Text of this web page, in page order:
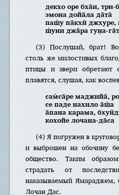
декхо оре бха̄и, три-
эмона дойа̄ла да̄та̄
паш́у па̄кхӣ джхуре,
ш́уни джа̄ра гун̣а-
(3) Послушай, брат!
столь же милостивых
птицы и звери обретают
плавятся, слушая, как
сам̇са̄ре маджийа̄,
се паде нахило а̄ш́а
а̄пана карама,
кохойе лочана-да̄са
(4) Я погружен в
и выброшен на обочину
общество. Таким
страдать от
наказываемый Ямараджем,
Лочан Дас.